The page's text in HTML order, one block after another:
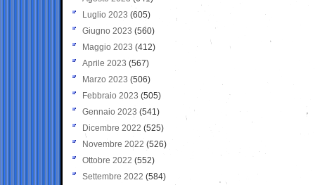
Luglio 2023 (605)
Giugno 2023 (560)
Maggio 2023 (412)
Aprile 2023 (567)
Marzo 2023 (506)
Febbraio 2023 (505)
Gennaio 2023 (541)
Dicembre 2022 (525)
Novembre 2022 (526)
Ottobre 2022 (552)
Settembre 2022 (584)